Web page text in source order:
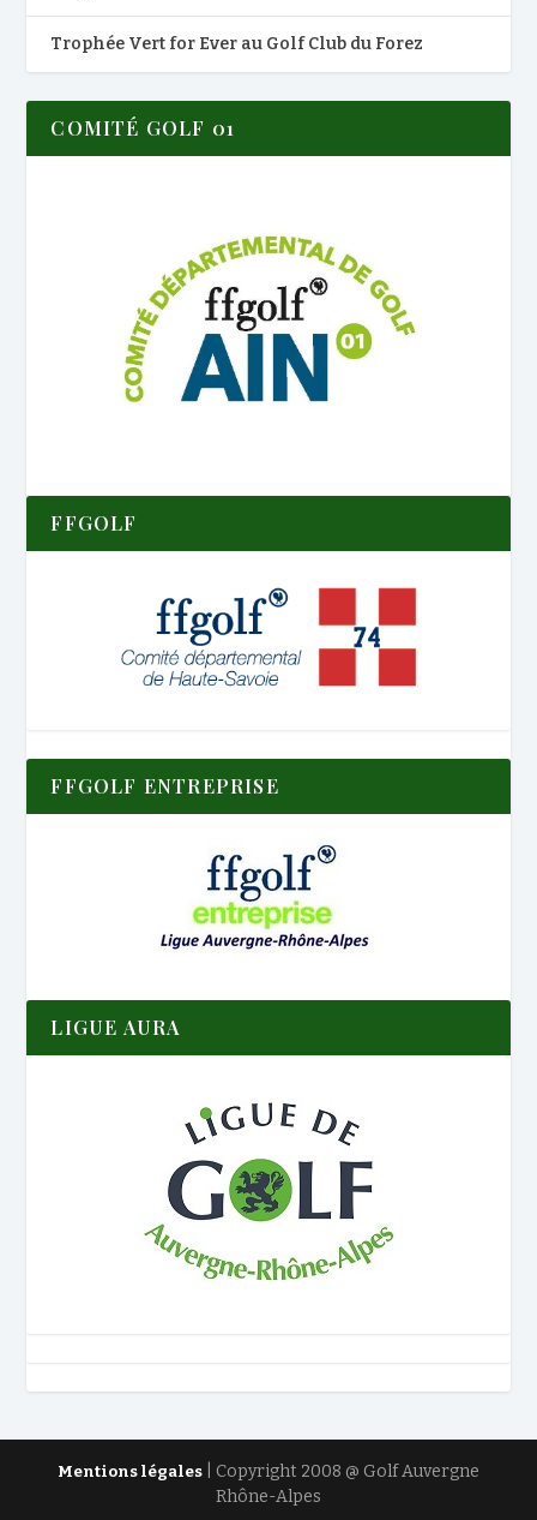
Trophée Vert for Ever au Golf Club du Forez
COMITÉ GOLF 01
FFGOLF
FFGOLF ENTREPRISE
LIGUE AURA
Mentions légales | Copyright 2008 @ Golf Auvergne
Rhône-Alpes